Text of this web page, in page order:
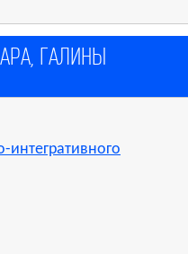
ГАЛИНЫ
интегративного